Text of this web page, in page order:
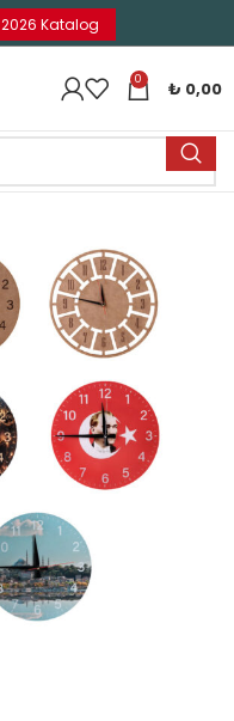
2026 Katalog
0 ₺ 0,00